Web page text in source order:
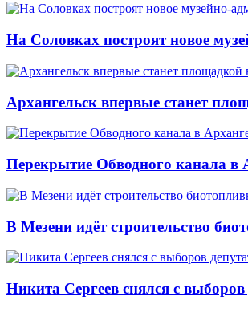
На Соловках построят новое
Архангельск впервые станет
Перекрытие Обводного канала в
В Мезени идёт строительство
Никита Сергеев снялся с